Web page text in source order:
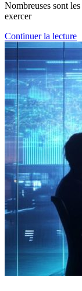
Nombreuses sont
exercer
Continuer la lecture